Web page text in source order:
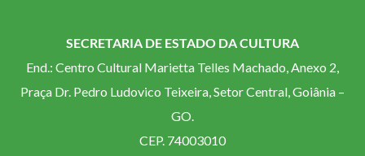
SECRETARIA DE ESTADO DA CULTURA
End.: Centro Cultural Marietta Telles Machado, Anexo 2,
Praça Dr. Pedro Ludovico Teixeira, Setor Central, Goiânia –
GO.
CEP. 74003010